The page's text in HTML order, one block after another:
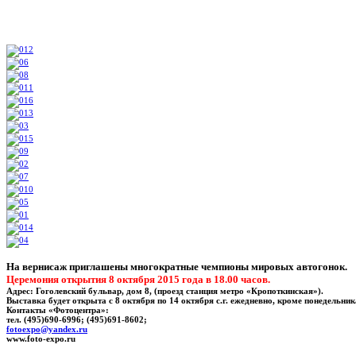
На вернисаж приглашены многократные чемпионы мировых автогонок.
Церемония открытия 8 октября 2015 года в 18.00 часов.
Адрес: Гоголевский бульвар, дом 8, (проезд станция метро «Кропоткинская»).
Выставка будет открыта с 8 октября по 14 октября с.г. ежедневно, кроме
Контакты «Фотоцентра»:
тел. (495)690-6996; (495)691-8602;
fotoexpo@yandex.ru
www.foto-expo.ru